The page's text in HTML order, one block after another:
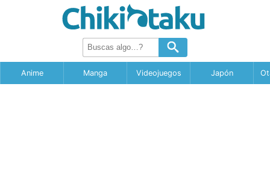
Anime Manga Videojuegos Japón